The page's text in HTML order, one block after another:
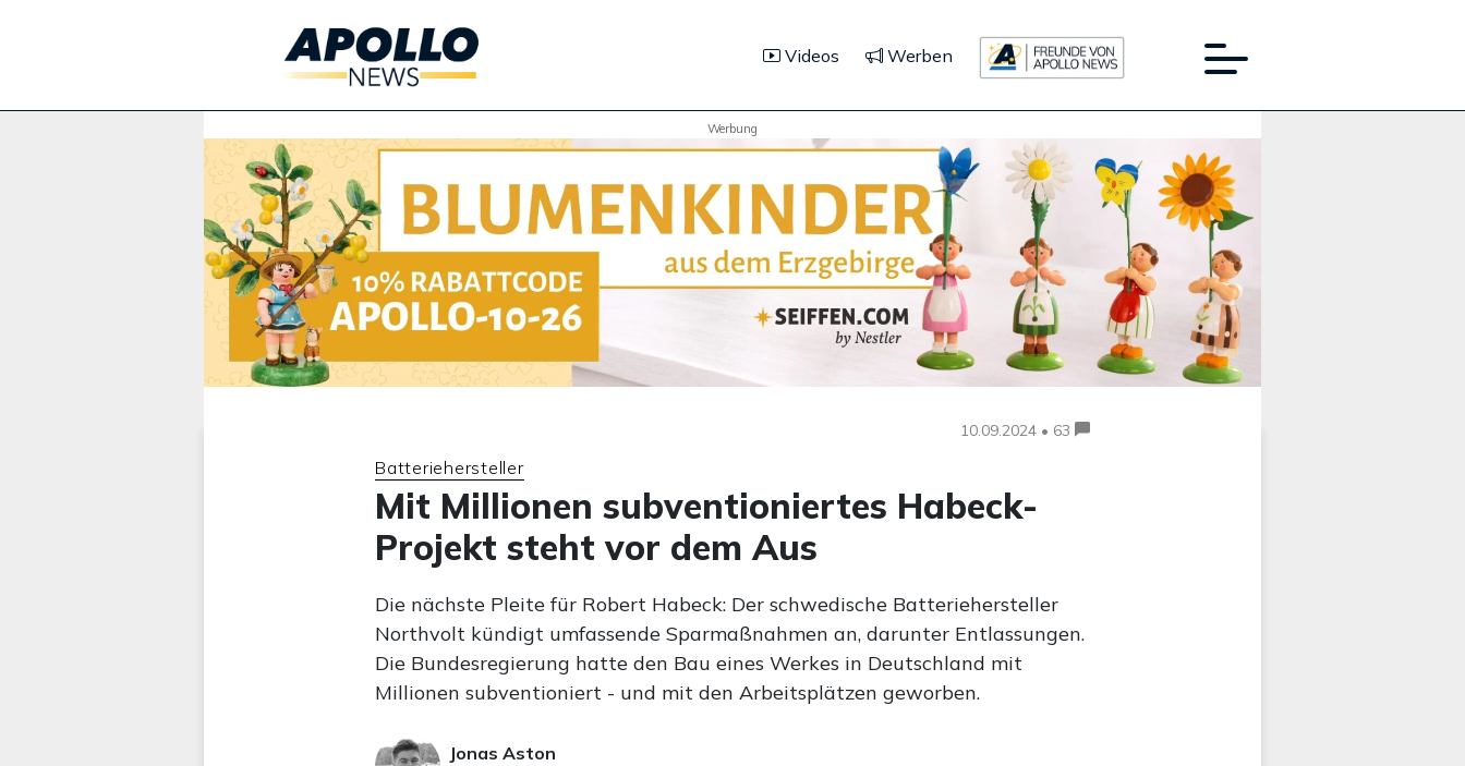
Videos Werben
Werbung
10.09.2024 • 63
Batteriehersteller
Mit Millionen subventioniertes Habeck-
Projekt steht vor dem Aus
Die nächste Pleite für Robert Habeck: Der schwedische Batteriehersteller
Northvolt kündigt umfassende Sparmaßnahmen an, darunter Entlassungen.
Die Bundesregierung hatte den Bau eines Werkes in Deutschland mit
Millionen subventioniert - und mit den Arbeitsplätzen geworben.
Jonas Aston